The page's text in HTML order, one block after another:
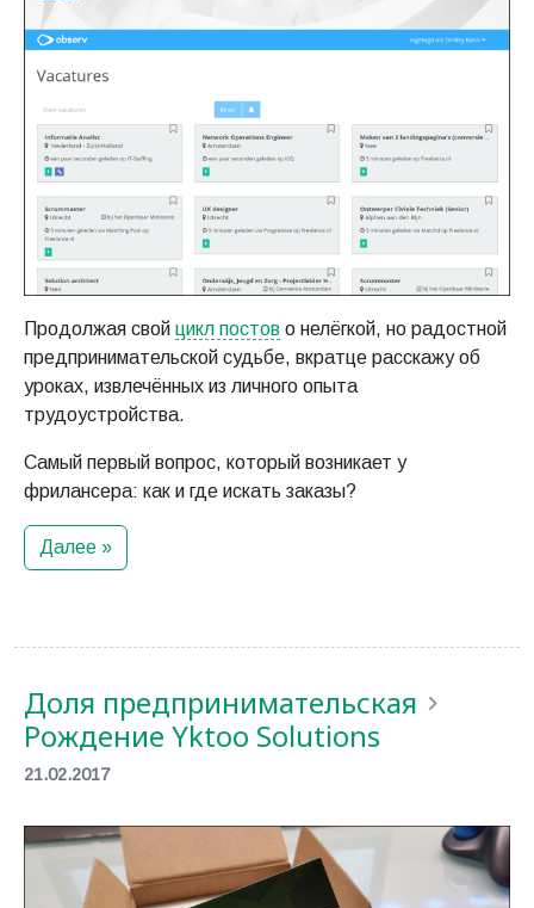
Продолжая свой цикл постов о нелёгкой, но радостной
предпринимательской судьбе, вкратце расскажу об
уроках, извлечённых из личного опыта
трудоустройства.
Самый первый вопрос, который возникает у
фрилансера: как и где искать заказы?
Далее »
Доля предпринимательская
Рождение Yktoo Solutions
21.02.2017